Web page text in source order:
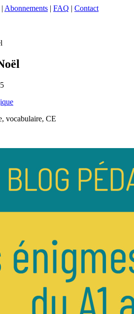
| Abonnements | FAQ | Contact
vocabulaire, CE